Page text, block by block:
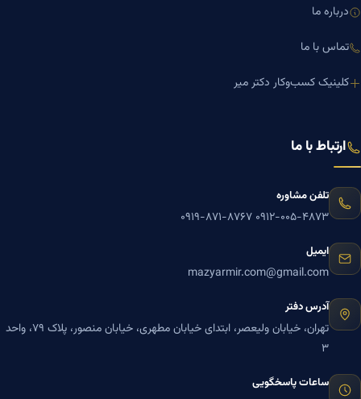
درباره ما
تماس با ما
کلینیک کسب‌وکار دکتر میر
ارتباط با ما
تلفن مشاوره
۰۹۱۲-۰۰۵-۴۸۷۳ ۰۹۱۹-۸۷۱-۸۷۶۷
ایمیل
mazyarmir.com@gmail.com
آدرس دفتر
تهران، خیابان ولیعصر، ابتدای خیابان مطهری، خیابان منصور، پلاک ۷۹، واحد
۳
ساعات پاسخگویی